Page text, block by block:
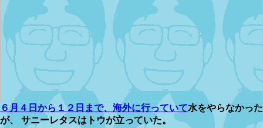
６月４日から１２日まで、海外に行っていて水をやらなかった
が、 サニーレタスはトウが立っていた。